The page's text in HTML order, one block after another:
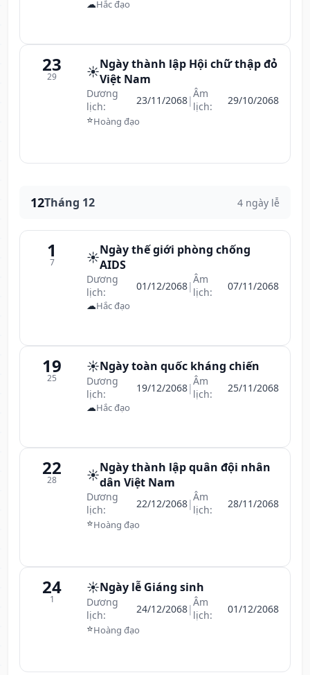
☁Hắc đạo
23
29 ☀️Ngày thành lập Hội chữ thập đỏ
Việt Nam
Dương
lịch:
23/11/2068|Âm
lịch:
29/10/2068
⭐Hoàng đạo
12Tháng 12 4 ngày lễ
1
7 ☀️Ngày thế giới phòng chống
AIDS
Dương
lịch:
01/12/2068|Âm
lịch:
07/11/2068
☁Hắc đạo
19
25
☀️Ngày toàn quốc kháng chiến
Dương
lịch:
19/12/2068|Âm
lịch:
25/11/2068
☁Hắc đạo
22
28 ☀️Ngày thành lập quân đội nhân
dân Việt Nam
Dương
lịch:
22/12/2068|Âm
lịch:
28/11/2068
⭐Hoàng đạo
24
1
☀️Ngày lễ Giáng sinh
Dương
lịch:
24/12/2068|Âm
lịch:
01/12/2068
⭐Hoàng đạo